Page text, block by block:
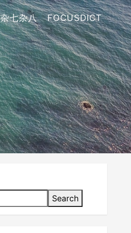
杂七杂八 FOCUSDICT
Search